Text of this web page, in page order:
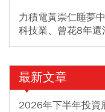
力積電黃崇仁睡夢
科技業、曾花8年
最新文章
2026年下半年投資